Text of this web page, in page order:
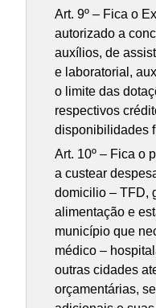
Art. 9º – Fica o
autorizado a
auxílios, de
e laboratorial,
o limite das
respectivos
disponibilidades
Art. 10º – Fica o
a custear
domicilio – TFD,
alimentação e
município que
médico –
outras cidades
orçamentárias,